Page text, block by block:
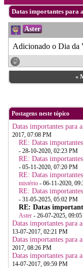
Datas importantes para
Aster
Adicionado o Dia da
«
Postagens neste tópico
Datas importantes para
2017, 07:08 PM
RE: Datas
- 28-10-2020, 02:23 PM
RE: Datas
- 05-11-2020, 07:20 PM
RE: Datas
mistério - 06-11-2020,
RE: Datas
- 31-05-2025, 05:02 PM
RE: Datas
Aster - 26-07-2025,
Datas importantes para
13-07-2017, 02:21 PM
Datas importantes para
2017, 08:26 PM
Datas importantes para
14-07-2017, 09:59 PM